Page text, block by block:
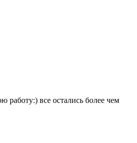
работу:) все остались более чем